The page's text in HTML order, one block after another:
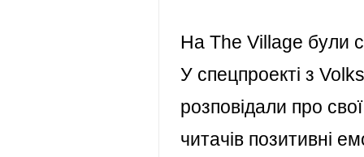
На The Village були
У спецпроекті з
розповідали про
читачів позитивні